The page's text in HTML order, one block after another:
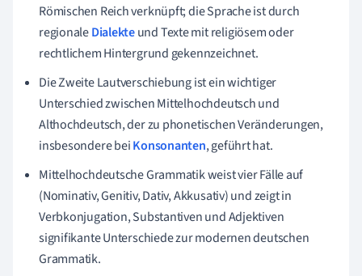
Römischen Reich verknüpft; die Sprache ist durch
regionaleDialekteund Texte mit religiösem oder
rechtlichem Hintergrund gekennzeichnet.
Die Zweite Lautverschiebung ist ein wichtiger
Unterschied zwischen Mittelhochdeutsch und
Althochdeutsch, der zu phonetischen Veränderungen,
insbesondere beiKonsonanten, geführt hat.
Mittelhochdeutsche Grammatik weist vier Fälle auf
(Nominativ, Genitiv, Dativ, Akkusativ) und zeigt in
Verbkonjugation, Substantiven und Adjektiven
signifikante Unterschiede zur modernen deutschen
Grammatik.